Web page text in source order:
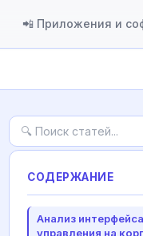
📲 Приложения и
СОДЕРЖАНИЕ
Анализ интерфейса
управления на